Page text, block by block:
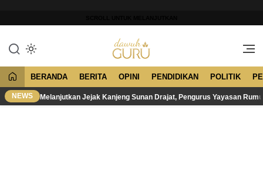
konten
Dawuh Guru
Merawat Tradisi, Membangun
BERANDA BERITA OPINI PENDIDIKAN POLITIK
NEWS Melanjutkan Jejak Kanjeng Sunan Drajat, Pengurus Yayasan